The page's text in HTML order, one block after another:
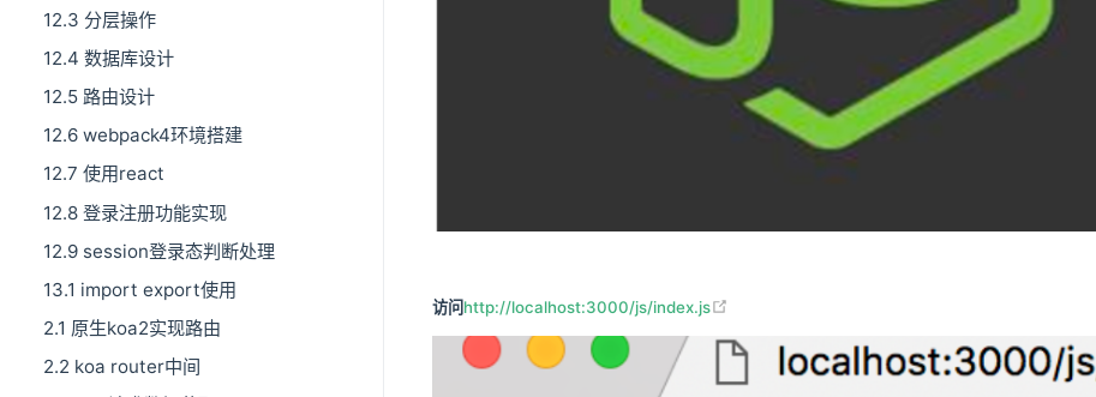
12.3 分层操作
12.4 数据库设计
12.5 路由设计
12.6 webpack4环境搭建
12.7 使用react
12.8 登录注册功能实现
12.9 session登录态判断处理
13.1 import export使用
2.1 原生koa2实现路由
2.2 koa router中间
访问http://localhost:3000/js/index.js